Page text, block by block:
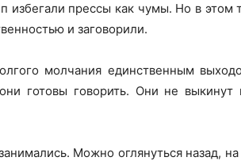
избегали прессы как чумы. Но в этом
и заговорили.
молчания единственным
готовы говорить. Они не
Можно оглянуться назад,